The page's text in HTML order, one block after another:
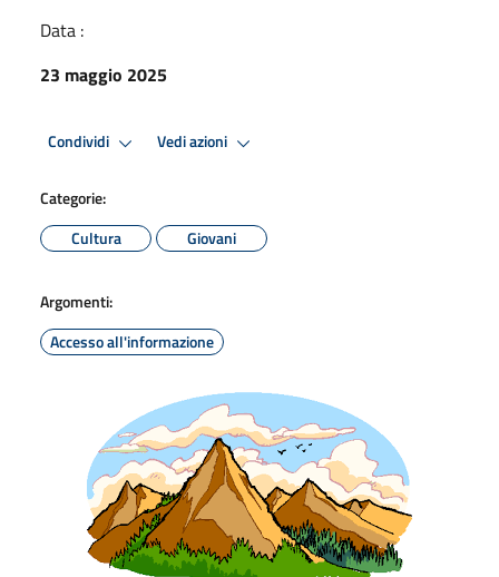
Data :
23 maggio 2025
Condividi Vedi azioni
Categorie:
Cultura
Giovani
Argomenti:
Accesso all'informazione